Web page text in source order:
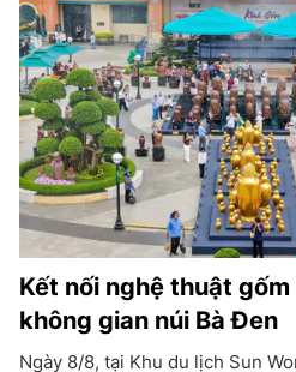
Kết nối nghệ thuật
không gian núi Bà Đen
Ngày 8/8, tại Khu du lịch Sun